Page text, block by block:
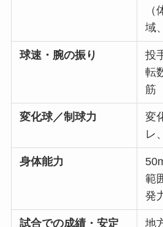
域
球速・腕の振り
投
転
筋
変化球／制球力
変
レ
身体能力
範
発
試合での成績・安定 地